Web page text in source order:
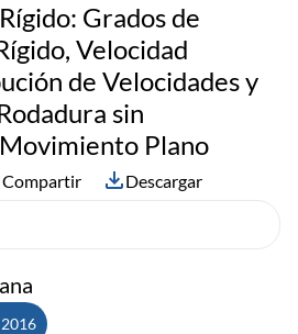
Grados de
Velocidad
de Velocidades y
sin
Plano
Compartir Descargar